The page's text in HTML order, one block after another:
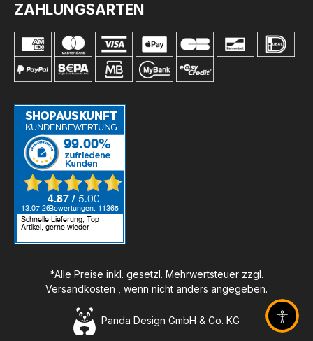
ZAHLUNGSARTEN
*Alle Preise inkl. gesetzl. Mehrwertsteuer zzgl.
Versandkosten , wenn nicht anders angegeben.
Panda Design GmbH & Co. KG